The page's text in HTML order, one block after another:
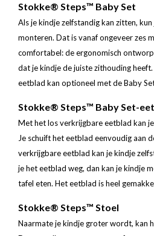
Stokke® Steps™ Baby Set
Als je kindje zelfstandig kan zitten,
monteren. Dat is vanaf ongeveer zes
comfortabel: de ergonomisch
dat je kindje de juiste zithouding
eetblad kan optioneel met de Baby
Stokke® Steps™ Baby Set-
Met het los verkrijgbare eetblad kan
Je schuift het eetblad eenvoudig aan
verkrijgbare eetblad kan je kindje
je het eetblad weg, dan kan je kindje
tafel eten. Het eetblad is heel
Stokke® Steps™ Stoel
Naarmate je kindje groter wordt, kan